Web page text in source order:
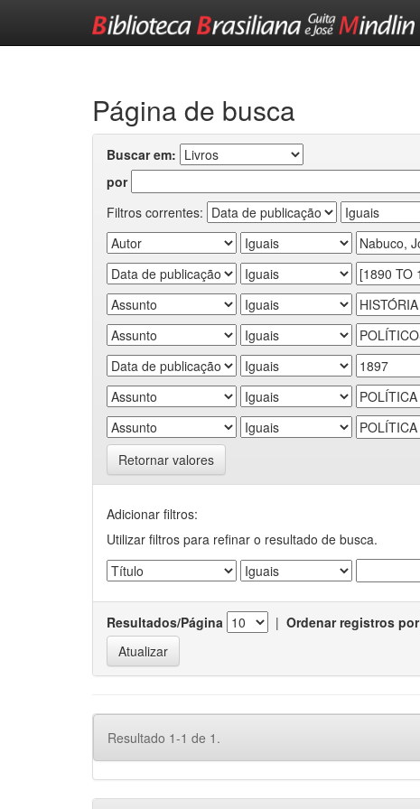
Página de busca
Buscar em:
por
Filtros correntes:
Retornar valores
Adicionar filtros:
Utilizar filtros para refinar o resultado de busca.
Resultados/Página | Ordenar registros por
Resultado 1-1 de 1.